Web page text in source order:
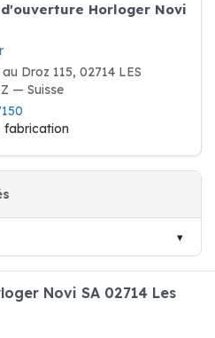
Horloger Novi
Droz 115, 02714 LES
— Suisse
fabrication
Novi SA 02714 Les